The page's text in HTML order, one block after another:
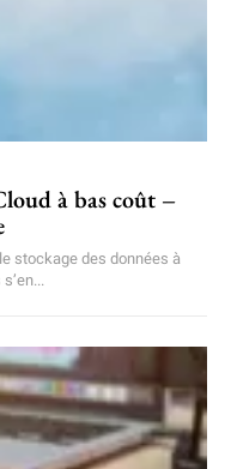
à bas coût –
stockage des données à